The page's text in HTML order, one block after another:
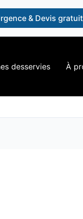
& Devis
desservies À